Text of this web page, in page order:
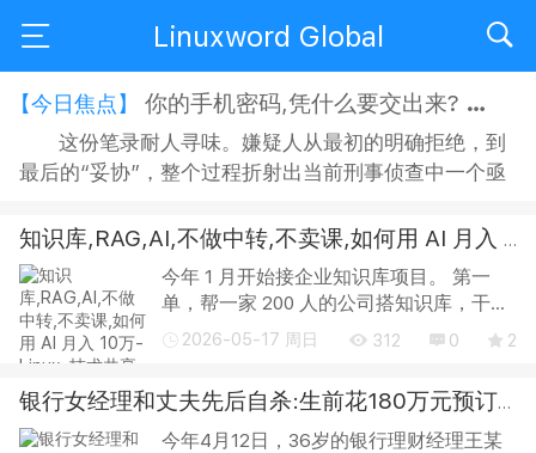
Linuxword Global
【今日焦点】 你的手机密码,凭什么要交出来?
这份笔录耐人寻味。嫌疑人从最初的明确拒绝，到
最后的“妥协”，整个过程折射出当前刑事侦查中一个亟
拒绝？拒绝之后，侦查人员又能采取何种方式“说服”？
在“思想教育”的名义下，嫌疑人的沉默权与隐私权究竟
获得了多大程度的保障？ 智能手机早已不是单纯的通讯
工具，它承...
知识库,RAG,AI,不做中转,不卖课,如何用 AI 月入 10万
今年 1 月开始接企业知识库项目。 第一
单，帮一家 200 人的公司搭知识库，干了
3 周，收费 8 万。 第二单，优化另一家公
课...
2026-05-17 周日 312 0 2
银行女经理和丈夫先后自杀:生前花180万元预订豪车
今年4月12日，36岁的银行理财经理王某